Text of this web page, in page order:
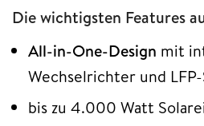
Die wichtigsten Features
All-in-One-Design mit
Wechselrichter und
bis zu 4.000 Watt